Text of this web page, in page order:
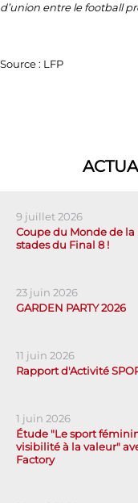
d’union entre le football
Source : LFP
9 juillet 2026
Coupe du Monde de la
stades du Final 8 !
23 juin 2026
GARDEN PARTY 2026
11 juin 2026
Rapport d'Activité
1 juin 2026
Étude "Le sport
visibilité à la valeur"
Factory